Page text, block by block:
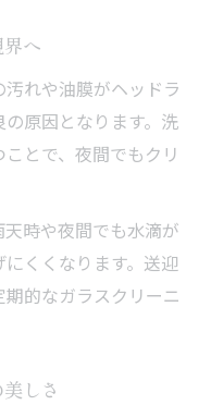
へ
れや油膜がヘッドラ
原因となります。洗
とで、夜間でもクリ
時や夜間でも水滴が
くくなります。送迎
的なガラスクリーニ
しさ